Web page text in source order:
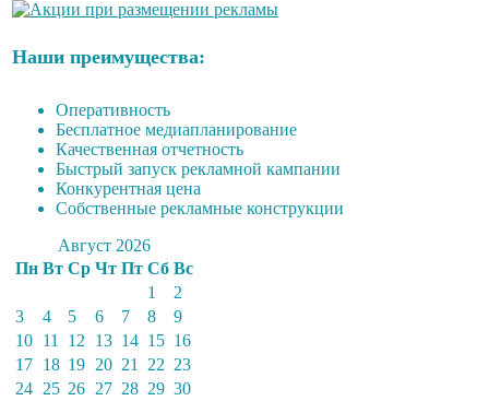
Наши преимущества:
Оперативность
Бесплатное медиапланирование
Качественная отчетность
Быстрый запуск рекламной кампании
Конкурентная цена
Собственные рекламные конструкции
Август 2026
Пн Вт Ср Чт Пт Сб Вс
1
2
3
4 5 6 7 8
9
10 11 12 13 14 15 16
17 18 19 20 21 22 23
24 25 26 27 28 29 30